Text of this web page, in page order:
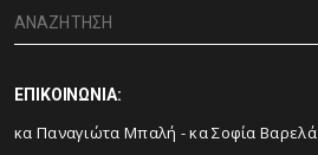
ΕΠΙΚΟΙΝΩΝΙΑ:
κα Παναγιώτα Μπαλή - κα Σοφία Βαρελά